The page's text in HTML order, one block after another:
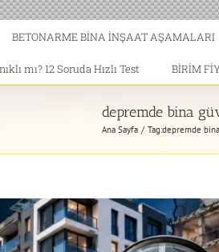
BETONARME BİNA İNŞAAT AŞAMALARI
mı? 12 Soruda Hızlı Test BİRİM
depremde bina
Ana Sayfa Tag:depremde